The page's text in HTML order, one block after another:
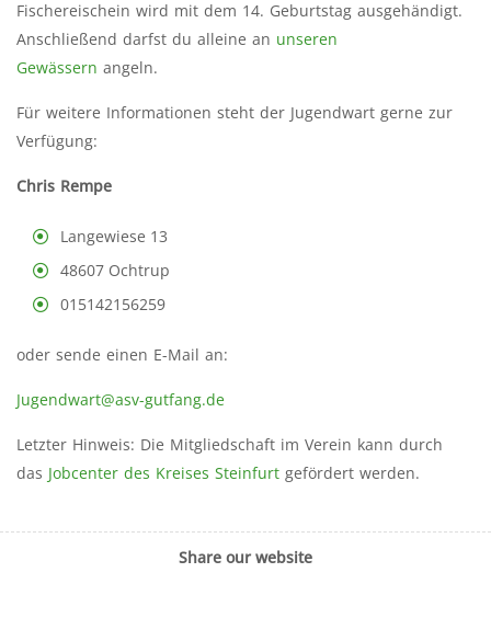
Fischereischein wird mit dem 14. Geburtstag ausgehändigt.
Anschließend darfst du alleine an unseren
Gewässern angeln.
Für weitere Informationen steht der Jugendwart gerne zur
Verfügung:
Chris Rempe
Langewiese 13
48607 Ochtrup
015142156259
oder sende einen E-Mail an:
Jugendwart@asv-gutfang.de
Letzter Hinweis: Die Mitgliedschaft im Verein kann durch
das Jobcenter des Kreises Steinfurt gefördert werden.
Share our website